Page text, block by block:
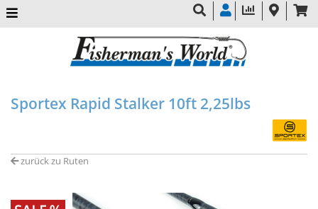
Sportex Rapid Stalker 10ft 2,25lbs
zurück zu Ruten